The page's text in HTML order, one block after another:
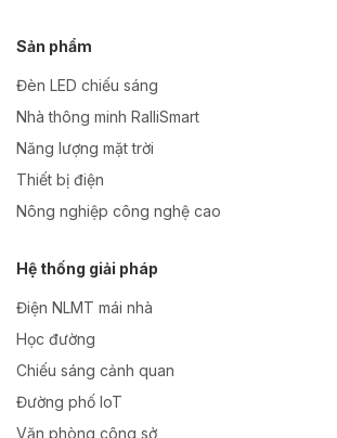
Sản phẩm
Đèn LED chiếu sáng
Nhà thông minh RalliSmart
Năng lượng mặt trời
Thiết bị điện
Nông nghiệp công nghệ cao
Hệ thống giải pháp
Điện NLMT mái nhà
Học đường
Chiếu sáng cảnh quan
Đường phố IoT
Văn phòng công sở